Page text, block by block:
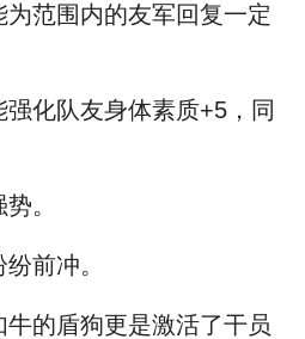
范围内的友军回复一定
强化队友身体素质+5，同
。
前冲。
的盾狗更是激活了干员